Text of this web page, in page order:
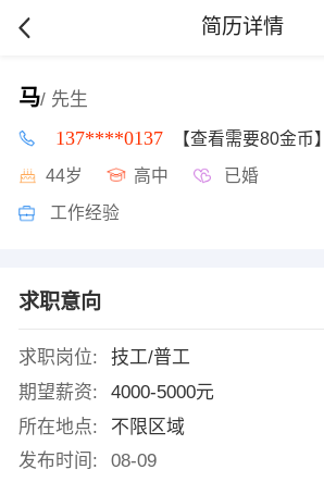
简历详情
马/ 先生
137****0137 【查看需要80金币】
44岁 高中 已婚
工作经验
求职意向
求职岗位:
技工/普工
期望薪资:
4000-5000元
所在地点:
不限区域
发布时间:
08-09